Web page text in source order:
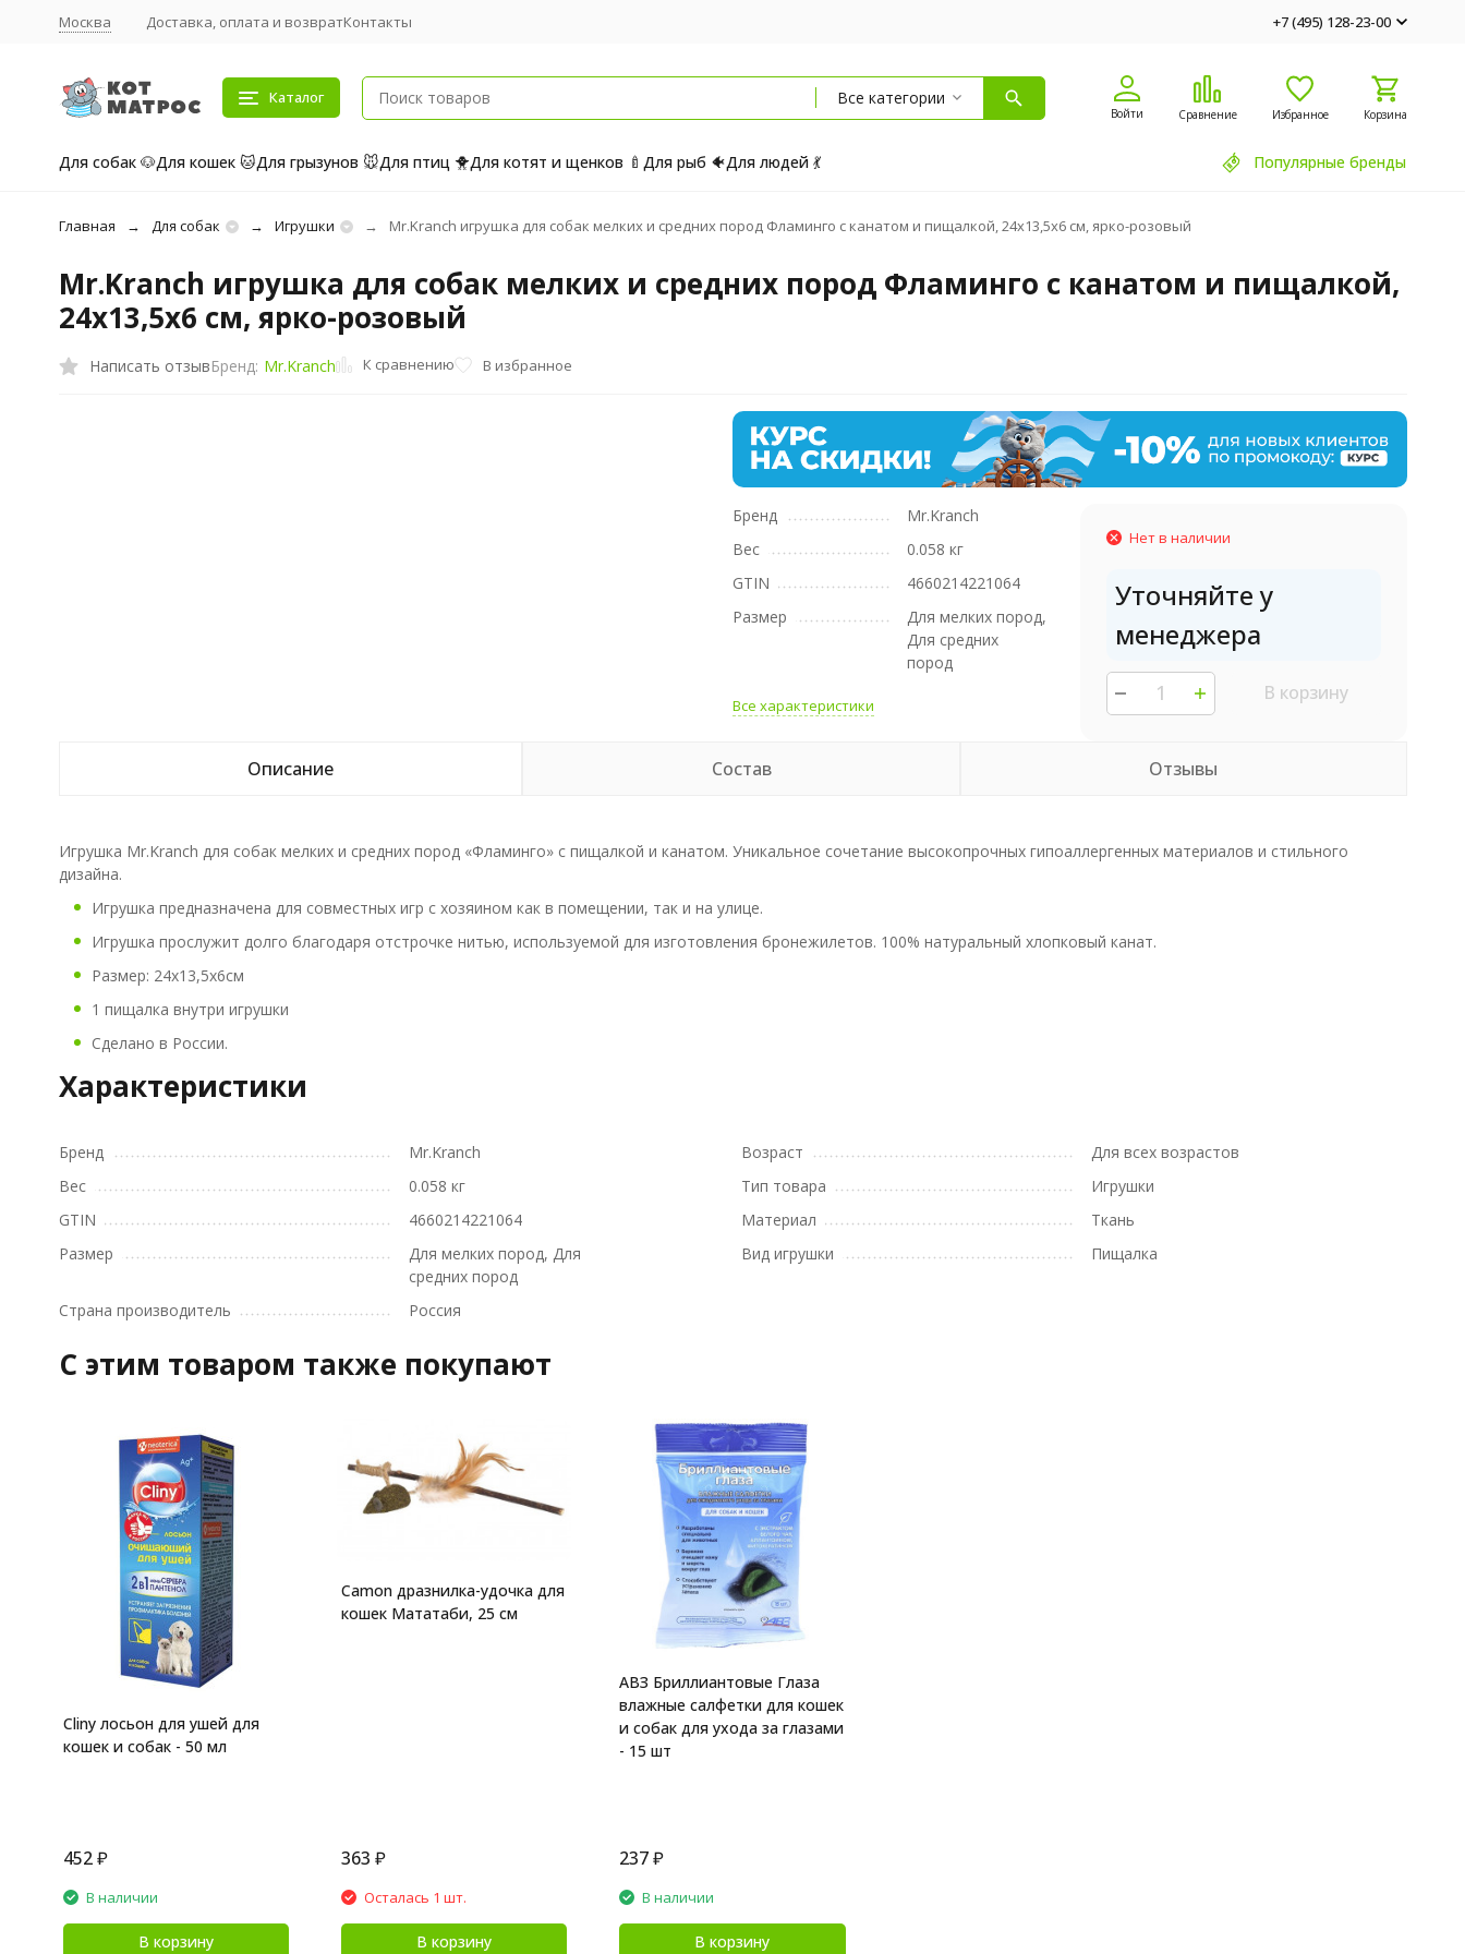
Москва Доставка, оплата и возвратКонтакты +7 (495) 128-23-00
Каталог Все категории
Войти Сравнение Избранное Корзина
Для собак 🐶Для кошек 🐱Для грызунов 🐭Для птиц 🐥Для котят и щенков 🍼 Для рыб 🐠Для людей 💃 Популярные бренды
Главная Для собак Игрушки Mr.Kranch игрушка для собак мелких и средних пород Фламинго с канатом и пищалкой, 24х13,5х6 см, ярко-розовый
Mr.Kranch игрушка для собак мелких и средних пород Фламинго с канатом и пищалкой,
24х13,5х6 см, ярко-розовый
Написать отзывБренд: Mr.Kranch К сравнению В избранное
Бренд
Mr.Kranch
Вес
0.058 кг
GTIN
4660214221064
Размер
Для мелких пород,
Для средних
пород
Все характеристики
Нет в наличии
Уточняйте у
менеджера
В корзину
Описание Состав Отзывы
Игрушка Mr.Kranch для собак мелких и средних пород «Фламинго» с пищалкой и канатом. Уникальное сочетание высокопрочных гипоаллергенных материалов и стильного
дизайна.
Игрушка предназначена для совместных игр с хозяином как в помещении, так и на улице.
Игрушка прослужит долго благодаря отстрочке нитью, используемой для изготовления бронежилетов. 100% натуральный хлопковый канат.
Размер: 24х13,5х6см
1 пищалка внутри игрушки
Сделано в России.
Характеристики
Бренд
Mr.Kranch
Вес
0.058 кг
GTIN
4660214221064
Размер
Для мелких пород, Для
средних пород
Страна производитель
Россия
Возраст
Для всех возрастов
Тип товара
Игрушки
Материал
Ткань
Вид игрушки
Пищалка
C этим товаром также покупают
Cliny лосьон для ушей для
кошек и собак - 50 мл
452 ₽
В наличии
В корзину
Camon дразнилка-удочка для
кошек Мататаби, 25 см
363 ₽
Осталась 1 шт.
В корзину
АВЗ Бриллиантовые Глаза
влажные салфетки для кошек
и собак для ухода за глазами
- 15 шт
237₽
В наличии
В корзину